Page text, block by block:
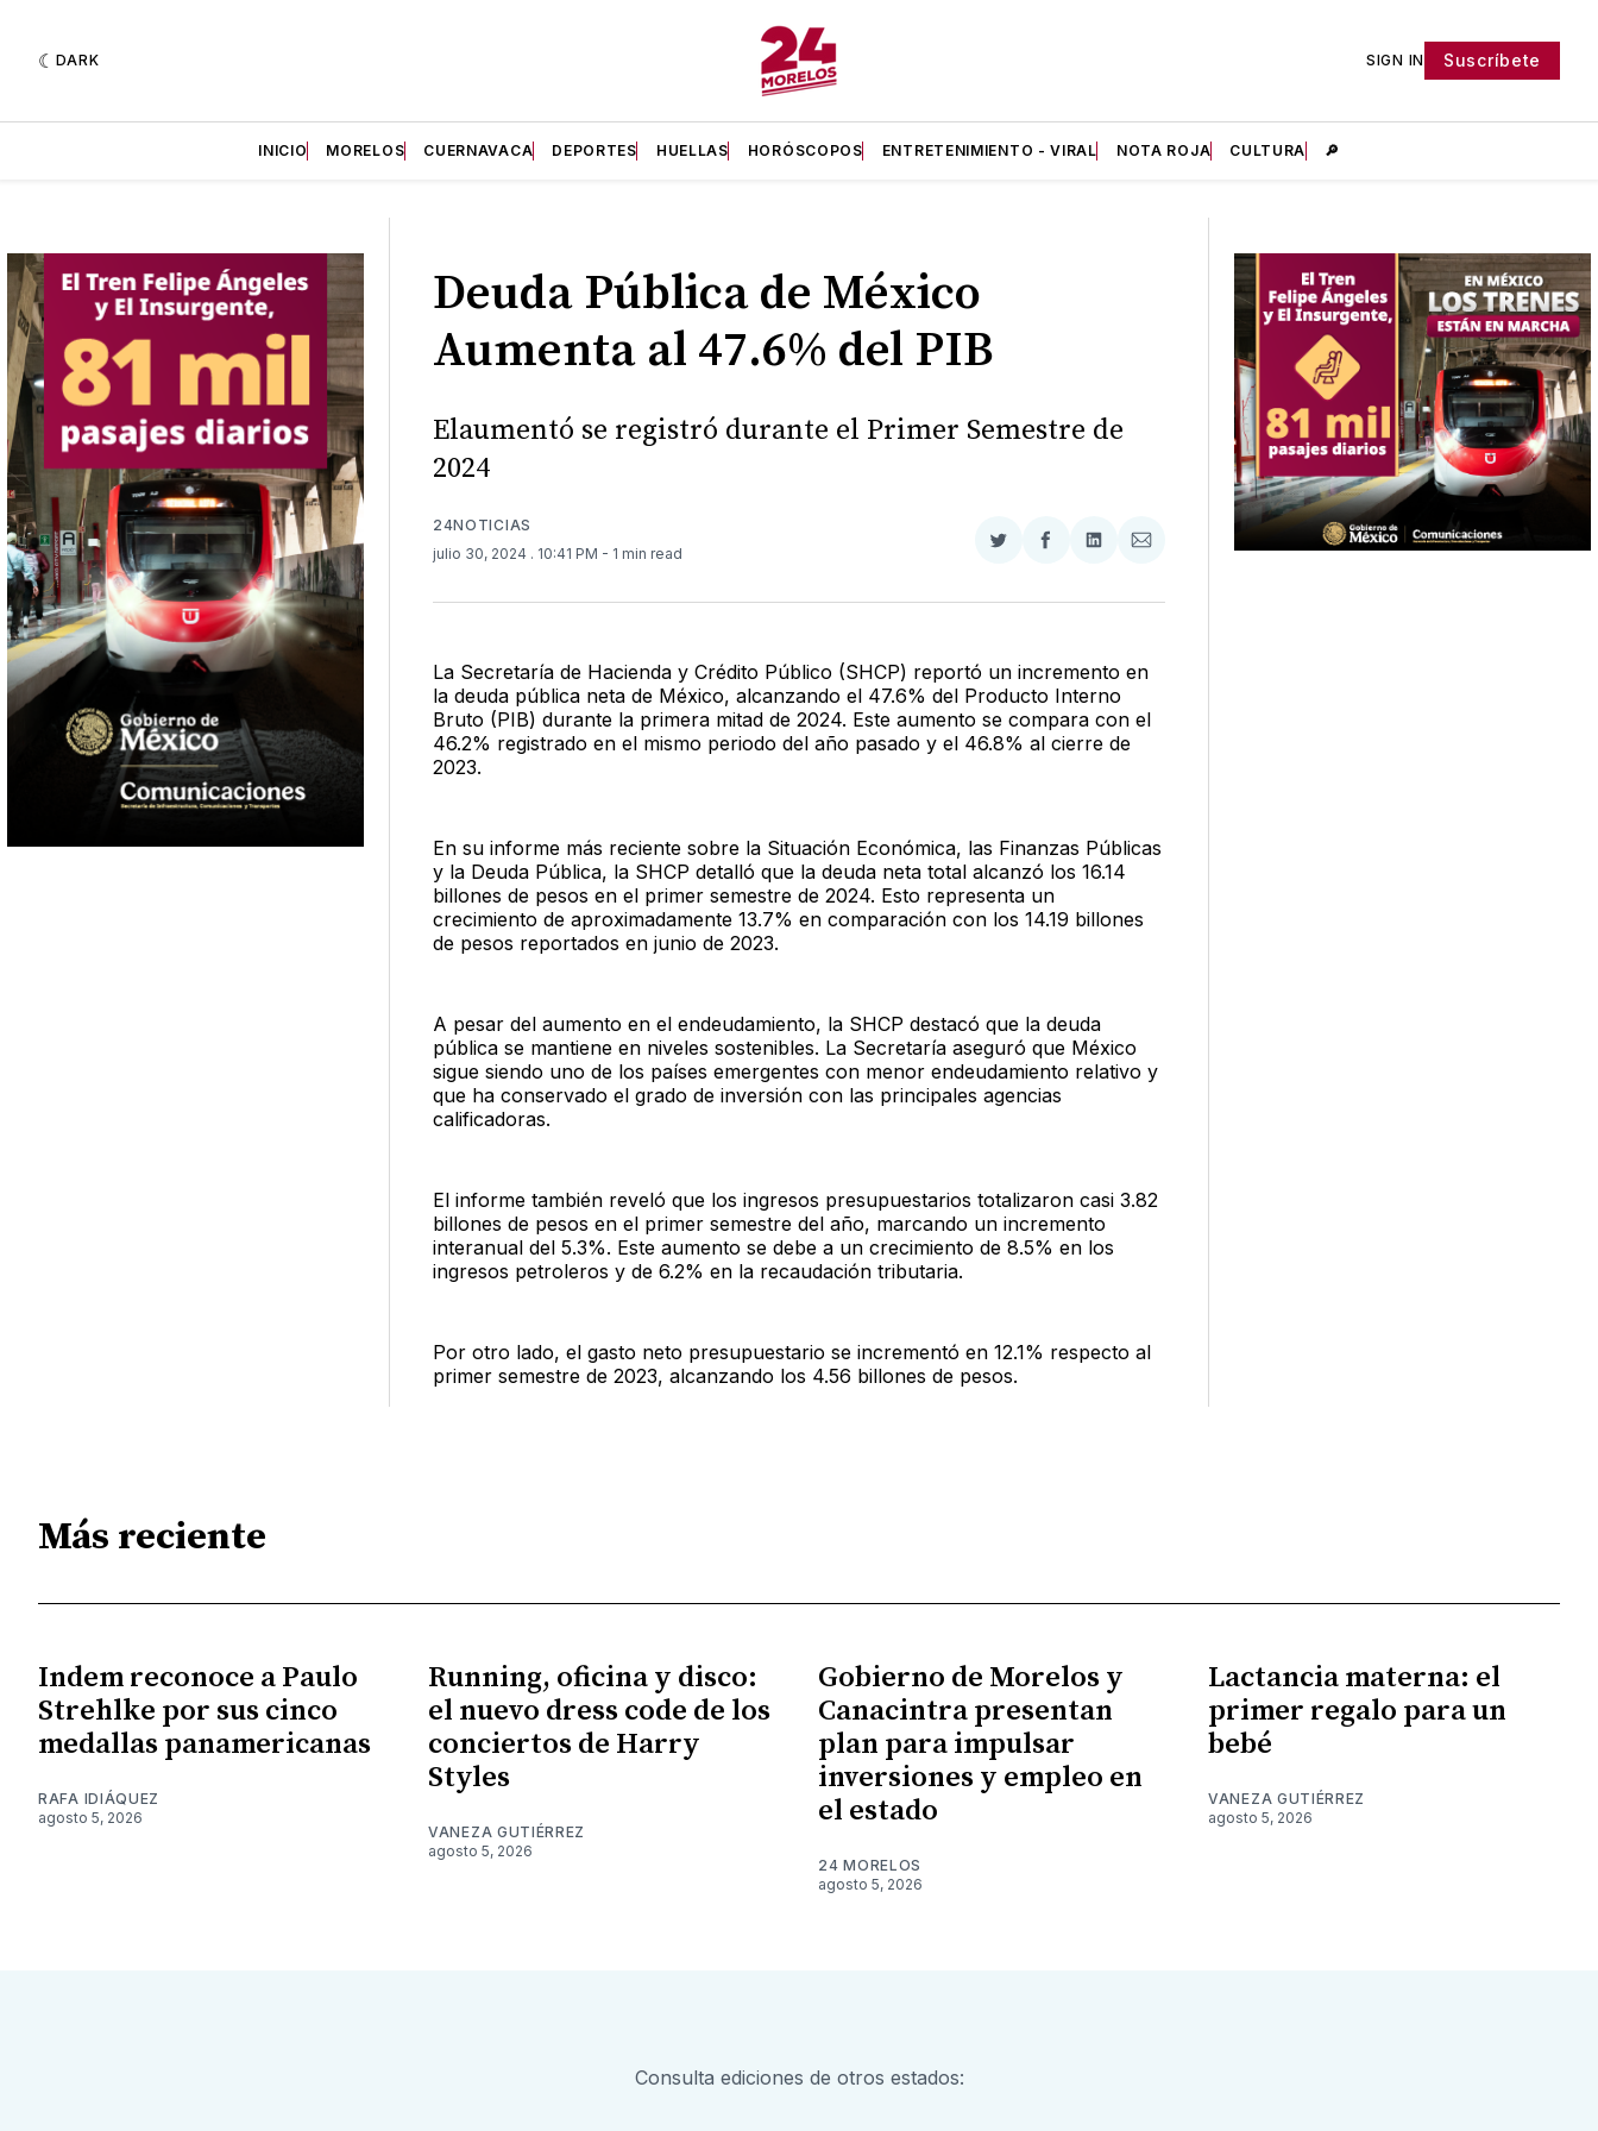
DARK SIGN IN Suscríbete
INICIO MORELOS CUERNAVACA DEPORTES HUELLAS HORÓSCOPOS ENTRETENIMIENTO - VIRAL NOTA ROJA CULTURA 🔎
Deuda Pública de México
Aumenta al 47.6% del PIB
Elaumentó se registró durante el Primer Semestre de
2024
24NOTICIAS
julio 30, 2024 . 10:41 PM - 1 min read
Compartir
Twitter
Compartir
Facebook
Compartir
LinkedIn
Compartir
Email
La Secretaría de Hacienda y Crédito Público (SHCP) reportó un incremento en
la deuda pública neta de México, alcanzando el 47.6% del Producto Interno
Bruto (PIB) durante la primera mitad de 2024. Este aumento se compara con el
46.2% registrado en el mismo periodo del año pasado y el 46.8% al cierre de
2023.
En su informe más reciente sobre la Situación Económica, las Finanzas Públicas
y la Deuda Pública, la SHCP detalló que la deuda neta total alcanzó los 16.14
billones de pesos en el primer semestre de 2024. Esto representa un
crecimiento de aproximadamente 13.7% en comparación con los 14.19 billones
de pesos reportados en junio de 2023.
A pesar del aumento en el endeudamiento, la SHCP destacó que la deuda
pública se mantiene en niveles sostenibles. La Secretaría aseguró que México
sigue siendo uno de los países emergentes con menor endeudamiento relativo y
que ha conservado el grado de inversión con las principales agencias
calificadoras.
El informe también reveló que los ingresos presupuestarios totalizaron casi 3.82
billones de pesos en el primer semestre del año, marcando un incremento
interanual del 5.3%. Este aumento se debe a un crecimiento de 8.5% en los
ingresos petroleros y de 6.2% en la recaudación tributaria.
Por otro lado, el gasto neto presupuestario se incrementó en 12.1% respecto al
primer semestre de 2023, alcanzando los 4.56 billones de pesos.
Más reciente
Indem reconoce a Paulo
Strehlke por sus cinco
medallas panamericanas
RAFA IDIÁQUEZ
agosto 5, 2026
Running, oficina y disco:
el nuevo dress code de los
conciertos de Harry
Styles
VANEZA GUTIÉRREZ
agosto 5, 2026
Gobierno de Morelos y
Canacintra presentan
plan para impulsar
inversiones y empleo en
el estado
24 MORELOS
agosto 5, 2026
Lactancia materna: el
primer regalo para un
bebé
VANEZA GUTIÉRREZ
agosto 5, 2026
Consulta ediciones de otros estados: